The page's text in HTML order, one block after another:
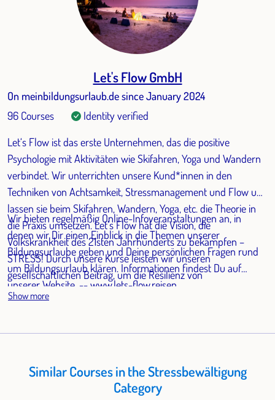
Let's Flow GmbH
On meinbildungsurlaub.de since January 2024
96 Courses
Identity verified
Let‘s Flow ist das erste Unternehmen, das die positive
Psychologie mit Aktivitäten wie Skifahren, Yoga und Wandern
verbindet. Wir unterrichten unsere Kund*innen in den
Techniken von Achtsamkeit, Stressmanagement und Flow und
lassen sie beim Skifahren, Wandern, Yoga, etc. die Theorie in
die Praxis umsetzen. Let’s Flow hat die Vision, die
Volkskrankheit des 21sten Jahrhunderts zu bekämpfen –
STRESS! Durch unsere Kurse leisten wir unseren
gesellschaftlichen Beitrag, um die Resilienz von
Arbeitnehmenden zu steigern und ihr Burnout Risiko zu
Wir bieten regelmäßig Online-Infoveranstaltungen an, in
denen wir Dir einen Einblick in die Themen unserer
Bildungsurlaube geben und Deine persönlichen Fragen rund
um Bildungsurlaub klären. Informationen findest Du auf
unserer Website. -- www.lets-flow.reisen
Show more
Similar Courses in the Stressbewältigung
Category